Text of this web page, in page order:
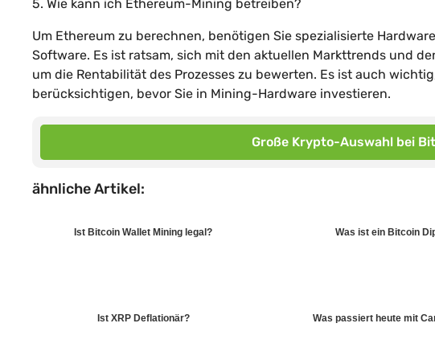
5. Wie kann ich Ethereum-Mining betreiben?
Um Ethereum zu berechnen, benötigen Sie spezialisierte
Software. Es ist ratsam, sich mit den aktuellen Markttrends und
um die Rentabilität des Prozesses zu bewerten. Es ist auch
berücksichtigen, bevor Sie in Mining-Hardware investieren.
Große Krypto-Auswahl bei
ähnliche Artikel:
Ist Bitcoin Wallet Mining legal? Was ist ein Bitcoin
Ist XRP Deflationär? Was passiert heute mit